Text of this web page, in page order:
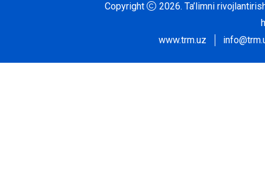
Copyright 2026. Ta’limni
www.trm.uz